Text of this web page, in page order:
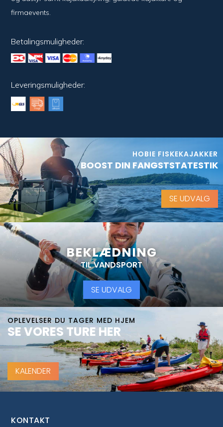
firmaevents.
Betalingsmuligheder:
Leveringsmuligheder:
HOBIE FISKEKAJAKKER
BOOST DIN FANGSTSTATESTIK
SE UDVALG
BEKLÆDNING
TIL VANDSPORT
SE UDVALG
OPLEVELSER DU TAGER MED HJEM
SE VORES TURE HER
KALENDER
KONTAKT